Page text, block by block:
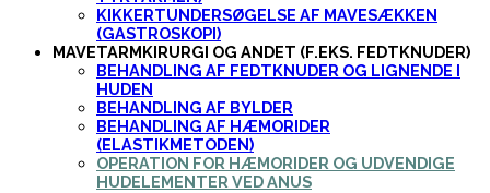
KIKKERTUNDERSØGELSE AF MAVESÆKKEN
(GASTROSKOPI)
MAVETARMKIRURGI OG ANDET (F.EKS. FEDTKNUDER)
BEHANDLING AF FEDTKNUDER OG LIGNENDE I
HUDEN
BEHANDLING AF BYLDER
BEHANDLING AF HÆMORIDER
(ELASTIKMETODEN)
OPERATION FOR HÆMORIDER OG UDVENDIGE
HUDELEMENTER VED ANUS